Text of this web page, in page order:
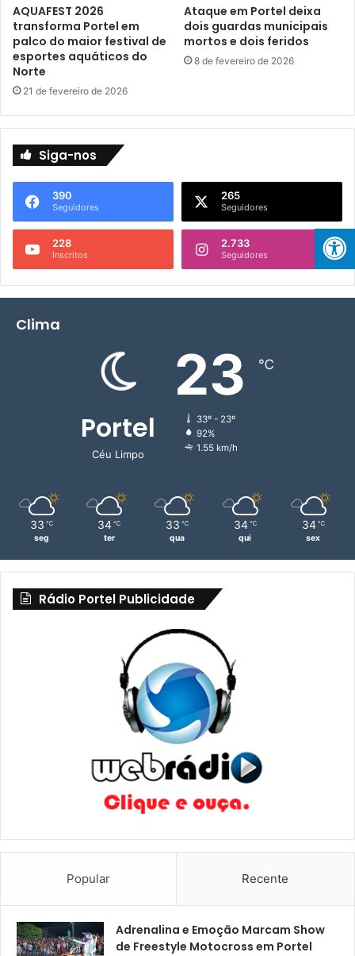
l
a
s
n
R
i
o
A
n
a
a
E
d
i
t
i
a
L
A
d
i
r
AQUAFEST 2026
transforma Portel em
palco do maior festival de
esportes aquáticos do
Norte
21 de fevereiro de 2026
Ataque em Portel deixa
dois guardas municipais
mortos e dois feridos
8 de fevereiro de 2026
Siga-nos
390
Seguidores
265
Seguidores
228
Inscritos
2.733
Seguidores
Clima
Portel
Céu Limpo
23 ℃
33º - 23º
92%
1.55 km/h
33 ℃
seg
34 ℃
ter
33 ℃
qua
34 ℃
qui
34 ℃
sex
Rádio Portel Publicidade
Popular Recente
Adrenalina e Emoção Marcam Show
de Freestyle Motocross em Portel